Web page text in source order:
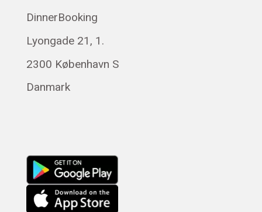
Svenska
Français
Română
DinnerBooking
Lyongade 21, 1.
2300 København S
Danmark